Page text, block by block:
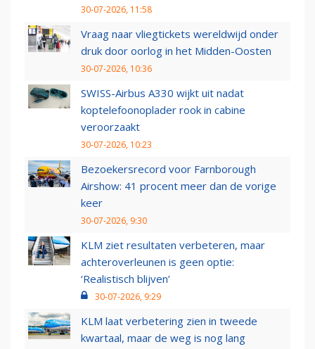
30-07-2026, 11:58
Vraag naar vliegtickets wereldwijd onder
druk door oorlog in het Midden-Oosten
30-07-2026, 10:36
SWISS-Airbus A330 wijkt uit nadat
koptelefoonoplader rook in cabine
veroorzaakt
30-07-2026, 10:23
Bezoekersrecord voor Farnborough
Airshow: 41 procent meer dan de vorige
keer
30-07-2026, 9:30
KLM ziet resultaten verbeteren, maar
achteroverleunen is geen optie:
‘Realistisch blijven’
30-07-2026, 9:29
KLM laat verbetering zien in tweede
kwartaal, maar de weg is nog lang